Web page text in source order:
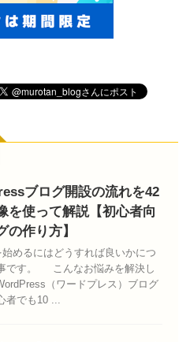
ブログ開設の流れを42
を使って解説【初心者向
の作り方】
めるにはどうすれば良いかにつ
です。 こんなお悩みを解決し
（ワードプレス）ブログ
者でも10 ...